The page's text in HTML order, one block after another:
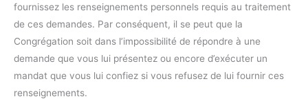
fournissez les renseignements personnels requis au traitement
de ces demandes. Par conséquent, il se peut que la
Congrégation soit dans l’impossibilité de répondre à une
demande que vous lui présentez ou encore d’exécuter un
mandat que vous lui confiez si vous refusez de lui fournir ces
renseignements.